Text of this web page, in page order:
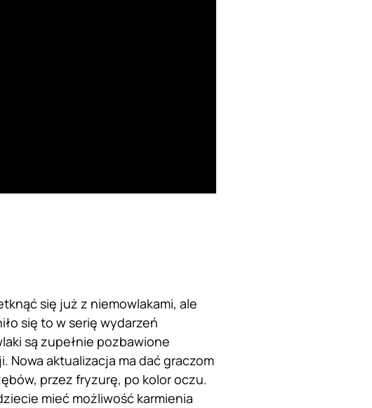
się już z niemowlakami, ale
się to w serię wydarzeń
są zupełnie pozbawione
Nowa aktualizacja ma dać graczom
przez fryzurę, po kolor oczu.
mieć możliwość karmienia